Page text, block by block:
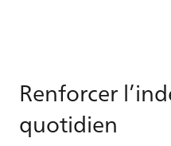
Renforcer
quotidien